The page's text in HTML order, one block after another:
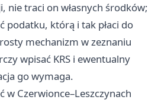
nie traci on własnych środków;
podatku, którą i tak płaci do
mechanizm w zeznaniu
wpisać KRS i ewentualny
go wymaga.
w Czerwionce–Leszczynach